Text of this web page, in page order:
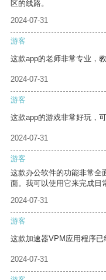
区的线路。
2024-07-31
游客
这款app的老师非常专业，
2024-07-31
游客
这款app的游戏非常好玩，
2024-07-31
游客
这款办公软件的功能非常全
面。我可以使用它来完成日
2024-07-31
游客
这款加速器VPM应用程序已
2024-07-31